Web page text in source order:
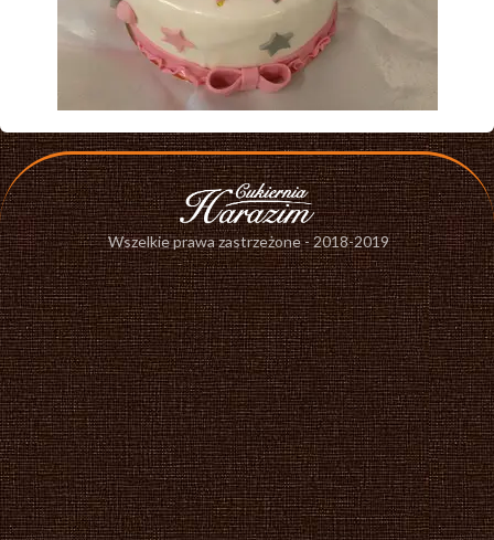
Wszelkie prawa zastrzeżone - 2018-2019